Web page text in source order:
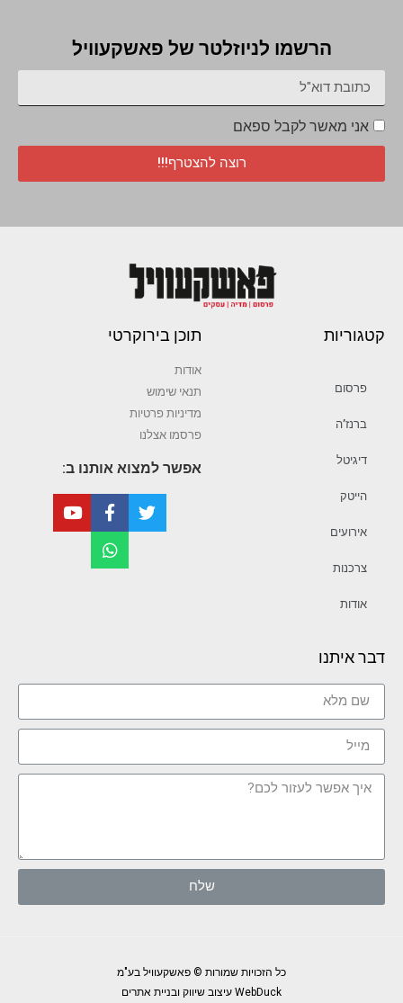
הרשמו לניוזלטר של פאשקעוויל
אני מאשר לקבל ספאם
רוצה להצטרף!!!
קטגוריות
פרסום
ברנז’ה
דיגיטל
הייטק
אירועים
צרכנות
אודות
תוכן בירוקרטי
אודות
תנאי שימוש
מדיניות פרטיות
פרסמו אצלנו
אפשר למצוא אותנו ב:
דבר איתנו
שלח
כל הזכויות שמורות © פאשקעוויל בע"מ
WebDuck עיצוב שיווק ובניית אתרים